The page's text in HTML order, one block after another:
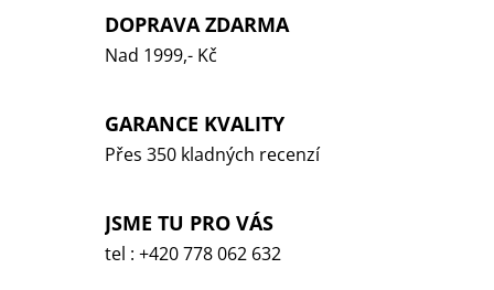
DOPRAVA ZDARMA
Nad 1999,- Kč
GARANCE KVALITY
Přes 350 kladných recenzí
JSME TU PRO VÁS
tel : +420 778 062 632